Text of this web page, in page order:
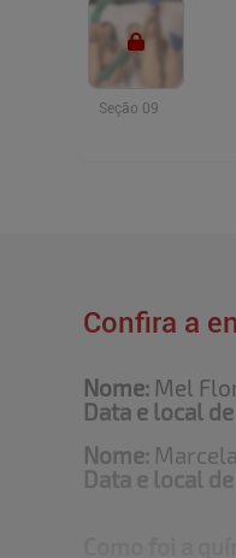
Seção 09
Confira a
Nome: Mel
Data e local
Nome:
Data e local
Como foi a